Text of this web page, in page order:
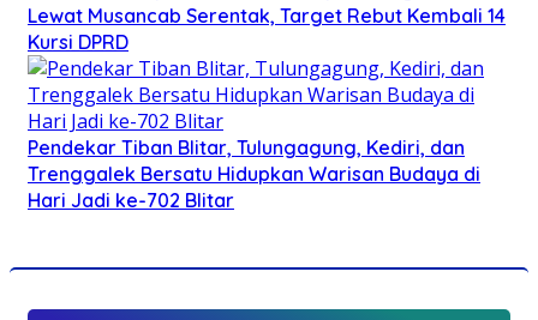
Lewat Musancab Serentak, Target Rebut Kembali 14
Kursi DPRD
Pendekar Tiban Blitar, Tulungagung, Kediri, dan
Trenggalek Bersatu Hidupkan Warisan Budaya di
Hari Jadi ke-702 Blitar